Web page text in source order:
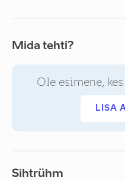
Mida tehti?
Ole esimene,
LISA
Sihtrühm